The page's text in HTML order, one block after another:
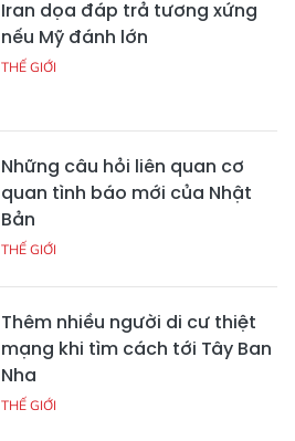
Iran dọa đáp trả tương xứng
nếu Mỹ đánh lớn
THẾ GIỚI
Những câu hỏi liên quan cơ
quan tình báo mới của Nhật
Bản
THẾ GIỚI
Thêm nhiều người di cư thiệt
mạng khi tìm cách tới Tây Ban
Nha
THẾ GIỚI